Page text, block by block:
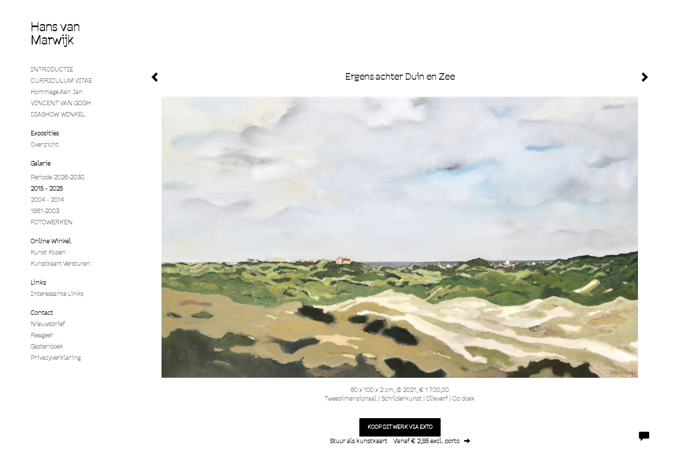
Ergens achter Duin en Zee
60 x 100 x 2 cm, © 2021, € 1 700,00
Tweedimensionaal | Schilderkunst | Olieverf | Op doek
KOOP DIT WERK VIA EXTO
Stuur als kunstkaart Vanaf € 2,95 excl. porto
Hans van
Marwijk
INTRODUCTIE
CURRICULUM VITAE
Hommage Aan Jan
VINCENT VAN GOGH
DIASHOW WINKEL
Exposities
Overzicht
Galerie
Periode 2026-2030
2015 - 2025
2004 - 2014
1961-2003
FOTOWERKEN
Online Winkel
Kunst Kopen
Kunstkaart Versturen
Links
Interessante Links
Contact
Nieuwsbrief
Reageer
Gastenboek
Privacyverklaring